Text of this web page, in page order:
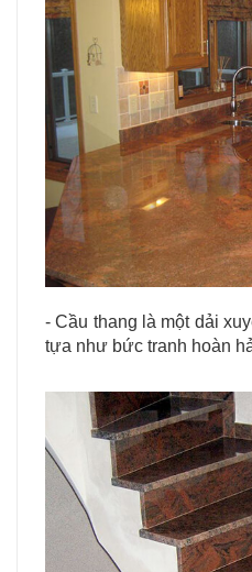
- Cầu thang là một dải
tựa như bức tranh hoàn